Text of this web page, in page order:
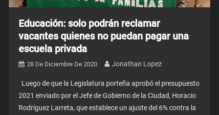
Educación: solo podrán reclamar
vacantes quienes no puedan pagar una
escuela privada
28 De Diciembre De 2020 Jonathan Lopez
Luego de que la Legislatura porteña aprobó el presupuesto
2021 enviado por el Jefe de Gobierno de la Ciudad, Horacio
Rodríguez Larreta, que establece un ajuste del 6% contra la